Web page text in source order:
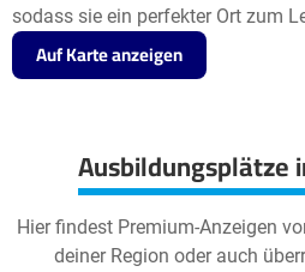
sodass sie ein perfekter Ort zum
Auf Karte anzeigen
Ausbildungsplätze
Hier findest Premium-Anzeigen
deiner Region oder auch